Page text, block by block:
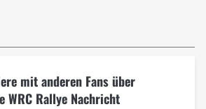
mit anderen Fans über
WRC Rallye Nachricht